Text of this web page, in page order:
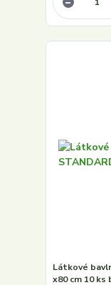
Látkové
x80 cm 10 ks